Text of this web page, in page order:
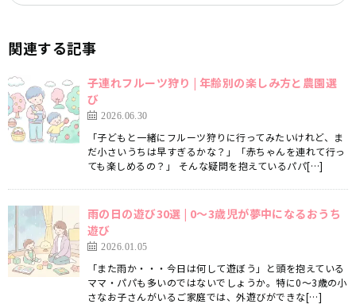
関連する記事
子連れフルーツ狩り | 年齢別の楽しみ方と農園選
び
2026.06.30
「子どもと一緒にフルーツ狩りに行ってみたいけれど、ま
だ小さいうちは早すぎるかな？」「赤ちゃんを連れて行っ
ても楽しめるの？」 そんな疑問を抱えているパパ[…]
雨の日の遊び30選 | 0〜3歳児が夢中になるおうち
遊び
2026.01.05
「また雨か・・・今日は何して遊ぼう」と頭を抱えている
ママ・パパも多いのではないでしょうか。特に0〜3歳の小
さなお子さんがいるご家庭では、外遊びができな[…]